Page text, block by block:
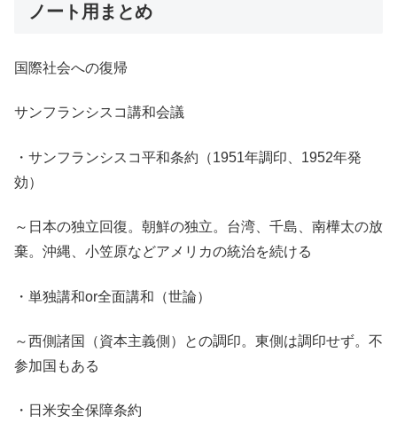
ノート用まとめ
国際社会への復帰
サンフランシスコ講和会議
・サンフランシスコ平和条約（1951年調印、1952年発
効）
～日本の独立回復。朝鮮の独立。台湾、千島、南樺太の放
棄。沖縄、小笠原などアメリカの統治を続ける
・単独講和or全面講和（世論）
～西側諸国（資本主義側）との調印。東側は調印せず。不
参加国もある
・日米安全保障条約